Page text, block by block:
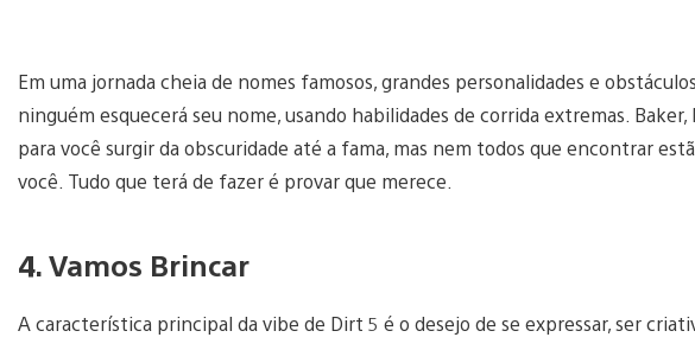
Em uma jornada cheia de nomes famosos, grandes personalidades e
ninguém esquecerá seu nome, usando habilidades de corrida extremas.
para você surgir da obscuridade até a fama, mas nem todos que encontrar
você. Tudo que terá de fazer é provar que merece.
4. Vamos Brincar
A característica principal da vibe de Dirt 5 é o desejo de se expressar, ser